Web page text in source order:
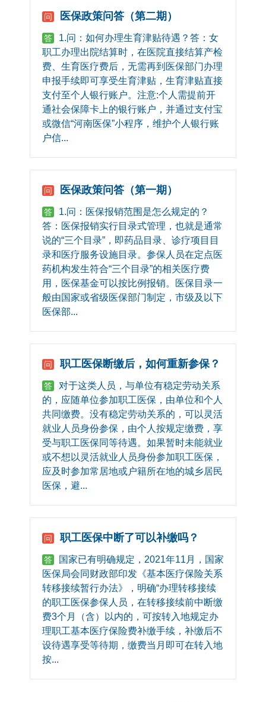
问 医保政策问答（第二期）
答
1.问：如何办理生育津贴待遇？答：女
职工办理出院结算时，在医院直接结算产检
费、生育医疗费后，无需再到医保部门办理
申报手续即可享受生育津贴，生育津贴直接
支付至个人银行账户。注意:个人需提前开
通社会保障卡上的银行账户，并通过支付宝
或微信“河南医保”小程序，维护个人银行账
户信...
问 医保政策问答（第一期）
答
1.问：医保报销范围是怎么规定的？
答：医保报销实行目录式管理，也就是通常
说的“三个目录”，即药品目录、诊疗项目目
录和医疗服务设施目录。参保人员在定点医
药机构发生符合“三个目录”的相关医疗费
用，医保基金可以按比例报销。医保目录一
般由国家或省级医保部门制定，市级及以下
医保部...
问 职工医保断缴后，如何重新参保？
答
对于这类人员，与单位有稳定劳动关系
的，应随单位参加职工医保，由单位和个人
共同缴费。没有稳定劳动关系的，可以灵活
就业人员身份参保，由个人按规定缴费，享
受与职工医保同等待遇。如果暂时未能就业
或不想以灵活就业人员身份参加职工医保，
应及时参加常居地或户籍所在地的城乡居民
医保，避...
问 职工医保中断了可以补缴吗？
答
国家已有明确规定，2021年11月，国家
医保局会同财政部印发《基本医疗保险关系
转移接续暂行办法》，明确“办理转移接续
的职工医保参保人员，在转移接续前中断缴
费3个月（含）以内的，可按转入地规定办
理职工基本医疗保险费补缴手续，补缴后不
设待遇享受等待期，缴费当月即可在转入地
按...